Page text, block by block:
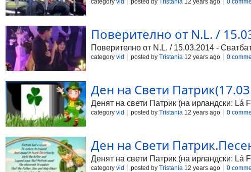
category vid posted by Tristania 12 years ago 0
Поверително от N.L. /
Поверително от N.L. / 15.03.2014 -
category vid posted by Tristania 12 years ago 0
Ден на Свети
Денят на свети Патрик (на ирландски: Lá
category vid posted by Tristania 12 years ago 0
Ден на Свети
Денят на свети Патрик (на ирландски: Lá
category vid posted by Tristania 12 years ago 0